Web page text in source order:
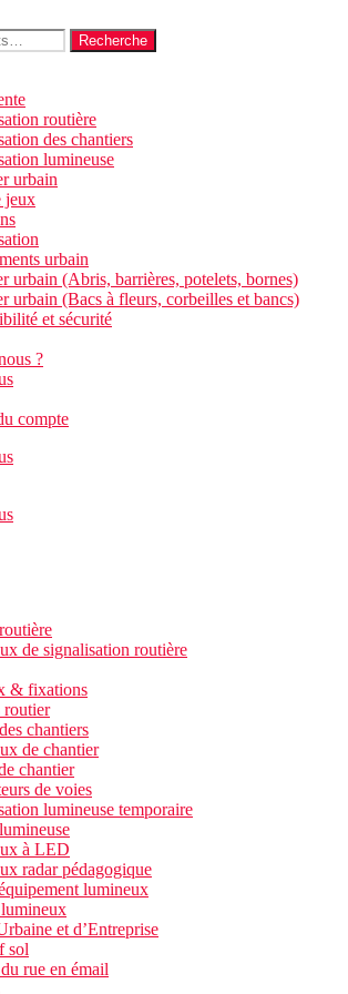
Recherche
routière
des chantiers
lumineuse
urbain
jeux
urbain
urbain (Abris, barrières, potelets, bornes)
urbain (Bacs à fleurs, corbeilles et bancs)
et sécurité
?
compte
de signalisation routière
& fixations
chantiers
de chantier
chantier
de voies
lumineuse temporaire
à LED
radar pédagogique
lumineux
et d’Entreprise
sol
rue en émail